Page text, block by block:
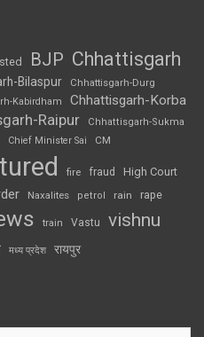
BJP Chhattisgarh
Bilaspur Chhattisgarh-Durg
Kabirdham Chhattisgarh-Korba
Raipur
Chhattisgarh-Sukma
Chief Minister Sai CM
fire fraud High Court
Naxalites petrol rain rape
train Vastu vishnu
मध्य प्रदेश रायपुर